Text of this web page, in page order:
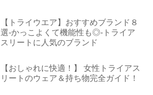
【トライウエア】おすすめブランド８
選-かっこよくて機能性も◎-トライア
スリートに人気のブランド
【おしゃれに快適！】 女性トライアス
リートのウェア＆持ち物完全ガイド！